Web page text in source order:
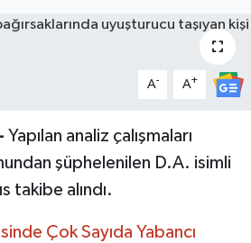
A- A+
Yapılan analiz çalışmaları
şüphelenilen D.A. isimli
takibe alındı.
Çok Sayıda Yabancı